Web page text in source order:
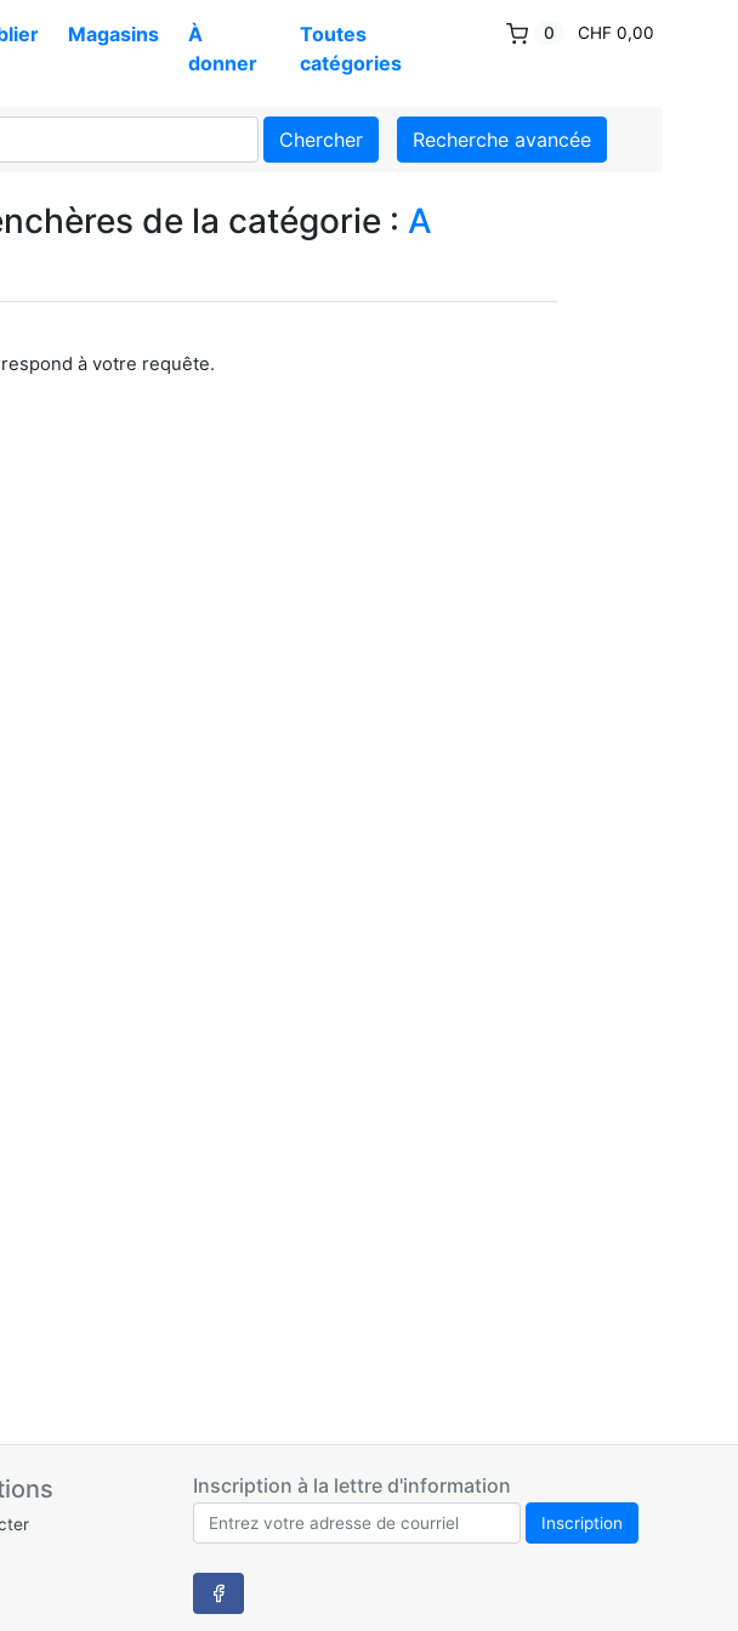
Magasins
À
donner
Toutes
catégories
0 CHF 0,00
Chercher Recherche avancée
de la catégorie : A
à votre requête.
Inscription à la lettre d'information